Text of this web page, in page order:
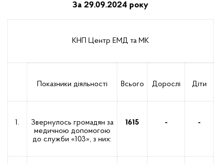
За 29.09.2024 року
КНП Центр ЕМД та МК
Показники діяльності Всього Дорослі Діти
1.
Звернулось громадян за
медичною допомогою
до служби «103», з них:
1615 - -